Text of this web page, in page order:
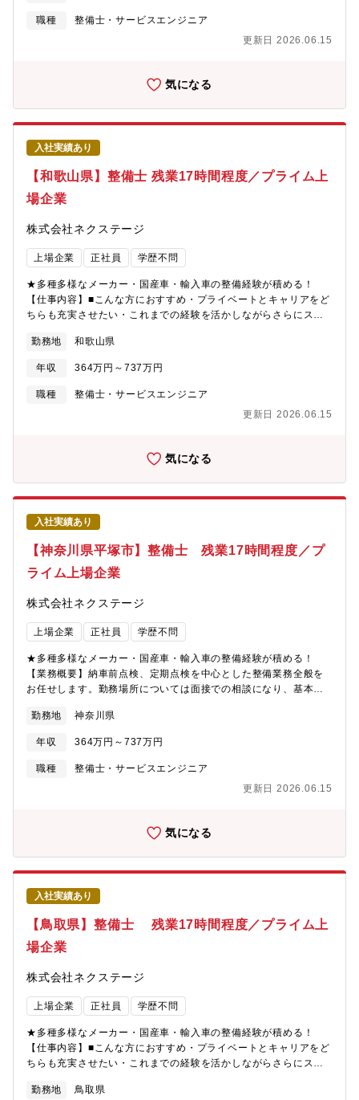
備業務・各種用品取り付けを中心にお任せします。具体的には業
はほとんど外注しているため、体への負担も少なめ■当ポジション
以内。完全予約制であるため業務負担がかかりづらいです。【多
種多様な車種でスキルアップ】様々な車種に触って頂く機会があ
ることと、整備業務全般だけでなくお客様へのご説明もして頂く
ことで、ご自身のスキルも高めることが可能【キャリアアップの
チャンスがある】現在、複数店舗展開を行っている同社。その
為、早い段階でキャリアアップができる状態です。若くしてリー
ダーになれるのも夢ではありません。新規店舗が増えているため
新店舗のリーダーをすることもできます。最短1～3年で工場長へ
の昇格の可能性あり。■同社の魅力【圧倒的な成長スピード】当社
倍。そして現在も成長を続けています。顧客満足度だけでなく、
従業員満足度でもNo.1を目指し「みんなに愛されるクルマ屋さ
ん」を実現します。
職種
整備士・サービスエンジニア
更新日 2026.06.15
気になる
入社実績あり
【和歌山県】整備士 残業17時間程度／プライム上
場企業
株式会社ネクステージ
上場企業 正社員 学歴不問
★多種多様なメーカー・国産車・輸入車の整備経験が積める！
【仕事内容】■こんな方におすすめ・プライベートとキャリアをど
ちらも充実させたい・これまでの経験を活かしながらさらにスキ
納車前点検、定期点検を中心とした整備業務全般をお任せしま
す。勤務場所については面接での相談になり、基本的には希望を
考慮いたします。■業務内容詳細同社整備士として、点検業務・整
備業務・各種用品取り付けを中心にお任せします。具体的には業
はほとんど外注しているため、体への負担も少なめ■当ポジション
以内。完全予約制であるため業務負担がかかりづらいです。【多
種多様な車種でスキルアップ】様々な車種に触って頂く機会があ
ることと、整備業務全般だけでなくお客様へのご説明もして頂く
ことで、ご自身のスキルも高めることが可能【キャリアアップの
チャンスがある】現在、複数店舗展開を行っている同社。その
為、早い段階でキャリアアップができる状態です。若くしてリー
ダーになれるのも夢ではありません。新規店舗が増えているため
新店舗のリーダーをすることもできます。最短1～3年で工場長へ
の昇格の可能性あり。■同社の魅力【圧倒的な成長スピード】当社
倍。そして現在も成長を続けています。顧客満足度だけでなく、
従業員満足度でもNo.1を目指し「みんなに愛されるクルマ屋さ
ん」を実現します。
勤務地 和歌山県
年収 364万円～737万円
職種
整備士・サービスエンジニア
更新日 2026.06.15
気になる
入社実績あり
【神奈川県平塚市】整備士 残業17時間程度／プ
ライム上場企業
株式会社ネクステージ
上場企業 正社員 学歴不問
★多種多様なメーカー・国産車・輸入車の整備経験が積める！
【業務概要】納車前点検、定期点検を中心とした整備業務全般を
お任せします。勤務場所については面接での相談になり、基本的
て、点検業務・整備業務・各種用品取り付けを中心にお任せしま
す。具体的には業務の7割程度が点検・整備業務、残りが修理、車
検です。※重整備はほとんど外注しているため、体への負担も少
なめ【同ポジションの特徴・魅力】＜残業少な目でプライベート
かりづらいです。＜多種多様な車種でスキルアップ＞様々な車種
へのご説明もして頂くことで、ご自身のスキルも高めることが可
能＜キャリアアップのチャンスがある＞現在、複数店舗展開を行
っている同社。その為、早い段階でキャリアアップができる状態
です。若くしてリーダーになれるのも夢ではありません。新規店
舗が増えているため新店舗のリーダーをすることもできます。最
短1～3年で工場長への昇格の可能性あり。
勤務地 神奈川県
年収 364万円～737万円
職種
整備士・サービスエンジニア
更新日 2026.06.15
気になる
入社実績あり
【鳥取県】整備士 残業17時間程度／プライム上
場企業
株式会社ネクステージ
上場企業 正社員 学歴不問
★多種多様なメーカー・国産車・輸入車の整備経験が積める！
【仕事内容】■こんな方におすすめ・プライベートとキャリアをど
ちらも充実させたい・これまでの経験を活かしながらさらにスキ
納車前点検、定期点検を中心とした整備業務全般をお任せしま
勤務地 鳥取県